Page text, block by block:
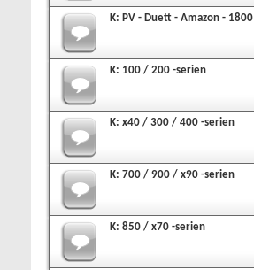
K: PV - Duett - Amazon - 1800
K: 100 / 200 -serien
K: x40 / 300 / 400 -serien
K: 700 / 900 / x90 -serien
K: 850 / x70 -serien